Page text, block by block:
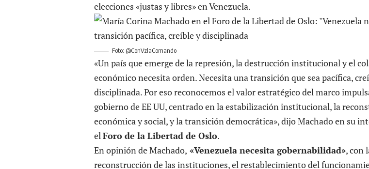
elecciones «justas y libres» en Venezuela.
Foto: @ConVzlaComando
«Un país que emerge de la represión, la destrucción institucional y el
económico necesita orden. Necesita una transición que sea pacífica,
disciplinada. Por eso reconocemos el valor estratégico del marco
gobierno de EE UU, centrado en la estabilización institucional, la
económica y social, y la transición democrática», dijo Machado en su
elForo de la Libertad de Oslo.
En opinión de Machado, «Venezuela necesita gobernabilidad», con
reconstrucción de las instituciones, el restablecimiento del